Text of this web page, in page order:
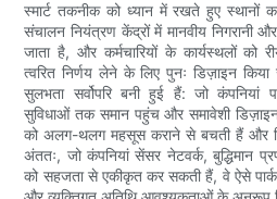
स्मार्ट तकनीक को ध्यान में रखते हुए स्थानों
संचालन नियंत्रण केंद्रों में मानवीय निगरानी
जाता है, और कर्मचारियों के कार्यस्थलों को
त्वरित निर्णय लेने के लिए पुनः डिज़ाइन
सुलभता सर्वोपरि बनी हुई हैं: जो कंपनियां
सुविधाओं तक समान पहुंच और समावेशी डिज़ाइन
को अलग-थलग महसूस कराने से बचती हैं और
अंततः, जो कंपनियां सेंसर नेटवर्क, बुद्धिमान
को सहजता से एकीकृत कर सकती हैं, वे ऐसे पार्क